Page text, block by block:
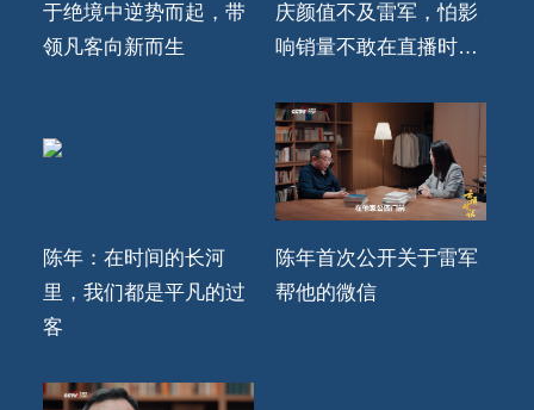
于绝境中逆势而起，带
领凡客向新而生
庆颜值不及雷军，怕影
响销量不敢在直播时穿
陈年：在时间的长河
里，我们都是平凡的过
客
陈年首次公开关于雷军
帮他的微信